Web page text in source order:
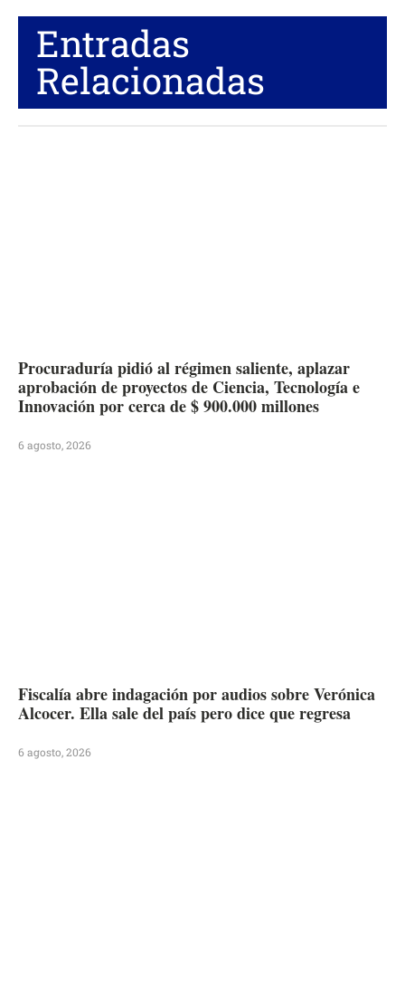
Entradas
Relacionadas
Procuraduría pidió al régimen saliente, aplazar
aprobación de proyectos de Ciencia, Tecnología e
Innovación por cerca de $ 900.000 millones
6 agosto, 2026
Fiscalía abre indagación por audios sobre Verónica
Alcocer. Ella sale del país pero dice que regresa
6 agosto, 2026